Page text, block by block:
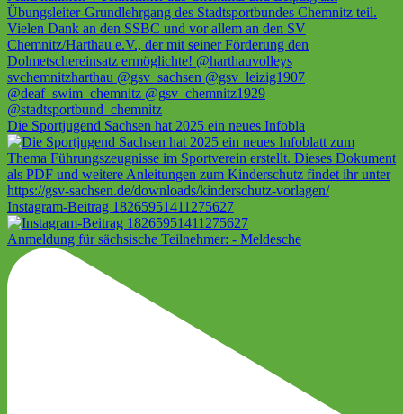
Die Sportjugend Sachsen hat 2025 ein neues Infobla
Instagram-Beitrag 18265951411275627
Anmeldung für sächsische Teilnehmer: - Meldesche